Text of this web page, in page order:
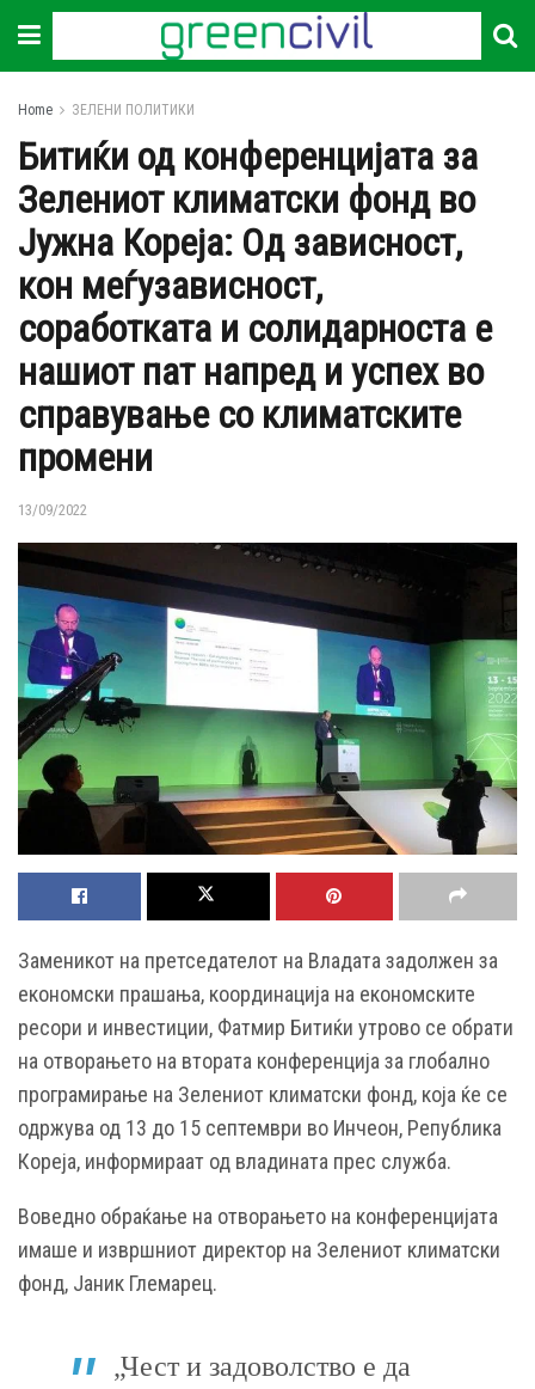
Home ЗЕЛЕНИ ПОЛИТИКИ
Битиќи од конференцијата за
Зелениот климатски фонд во
Јужна Кореја: Од зависност,
кон меѓузависност,
соработката и солидарноста е
нашиот пат напред и успех во
справување со климатските
промени
13/09/2022
Заменикот на претседателот на Владата задолжен за
економски прашања, координација на економските
ресори и инвестиции, Фатмир Битиќи утрово се обрати
на отворањето на втората конференција за глобално
програмирање на Зелениот климатски фонд, која ќе се
одржува од 13 до 15 септември во Инчеон, Република
Кореја, информираат од владината прес служба.
Воведно обраќање на отворањето на конференцијата
имаше и извршниот директор на Зелениот климатски
фонд, Јаник Глемарец.
„Чест и задоволство е да